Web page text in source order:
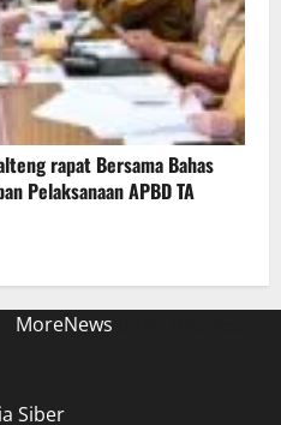
rapat Bersama Bahas
Pelaksanaan APBD TA
MoreNews
Siber